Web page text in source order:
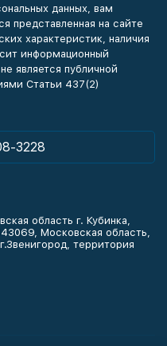
данных, вам
представленная на сайте
характеристик, наличия
информационный
является публичной
Статьи 437(2)
3228
область г. Кубинка,
Московская область,
территория